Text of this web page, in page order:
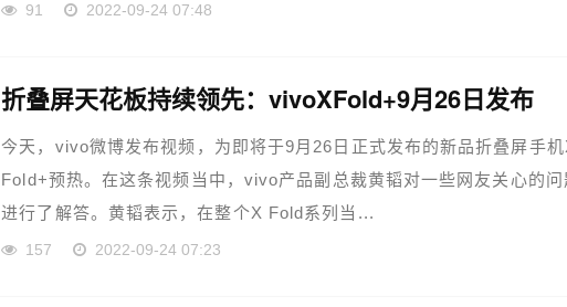
91 2022-09-24 07:48
折叠屏天花板持续领先：vivoXFold+9月26日发布
今天，vivo微博发布视频，为即将于9月26日正式发布的新品折叠屏手机
Fold+预热。在这条视频当中，vivo产品副总裁黄韬对一些网友关心的问
进行了解答。黄韬表示，在整个X Fold系列当...
157 2022-09-24 07:23